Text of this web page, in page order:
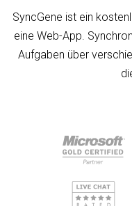
SyncGene ist ein
eine Web-App.
Aufgaben über